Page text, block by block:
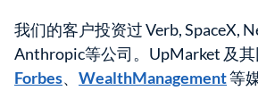
我们的客户投资过 Verb, SpaceX,
Anthropic等公司。UpMarket 及
Forbes、 WealthManagement等